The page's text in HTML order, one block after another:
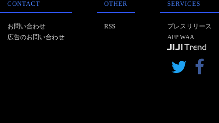
CONTACT
お問い合わせ
広告のお問い合わせ
OTHER
RSS
SERVICES
プレスリリース
AFP WAA